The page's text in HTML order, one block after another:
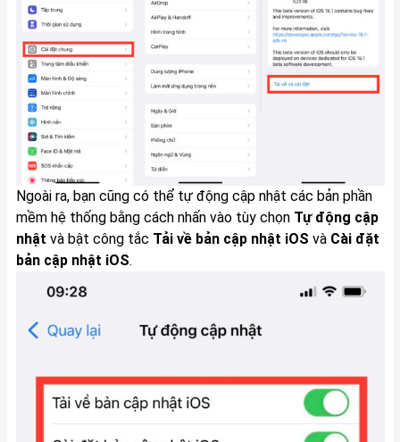
Ngoài ra, bạn cũng có thể tự động cập nhật các bản phần
mềm hệ thống bằng cách nhấn vào tùy chọn Tự động cập
nhật và bật công tắc Tải về bản cập nhật iOS và Cài đặt
bản cập nhật iOS.